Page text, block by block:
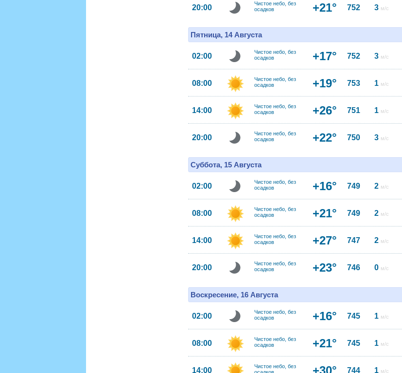
20:00
Чистое небо, без
осадков
+21° 752 3 м/с
Пятница, 14 Августа
02:00
Чистое небо, без
осадков
+17° 752 3 м/с
08:00
Чистое небо, без
осадков
+19° 753 1 м/с
14:00
Чистое небо, без
осадков
+26° 751 1 м/с
20:00
Чистое небо, без
осадков
+22° 750 3 м/с
Суббота, 15 Августа
02:00
Чистое небо, без
осадков
+16° 749 2 м/с
08:00
Чистое небо, без
осадков
+21° 749 2 м/с
14:00
Чистое небо, без
осадков
+27° 747 2 м/с
20:00
Чистое небо, без
осадков
+23° 746 0 м/с
Воскресение, 16 Августа
02:00
Чистое небо, без
осадков
+16° 745 1 м/с
08:00
Чистое небо, без
осадков
+21° 745 1 м/с
14:00
Чистое небо, без
+30° 744 1 м/с